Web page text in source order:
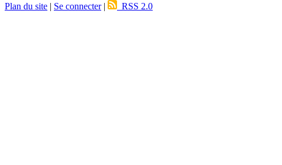
Plan du site | Se connecter| RSS 2.0